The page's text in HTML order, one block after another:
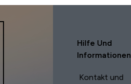
Hilfe Und
Informationen
Kontakt und